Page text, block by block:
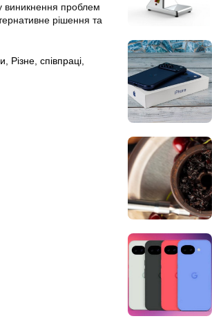
виникнення проблем
рішення та
Різне співпраці